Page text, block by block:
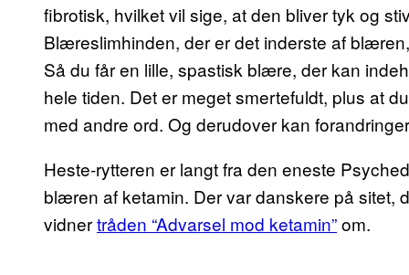
fibrotisk, hvilket vil sige, at den bliver tyk og
Blæreslimhinden, der er det inderste af
Så du får en lille, spastisk blære, der kan
hele tiden. Det er meget smertefuldt, plus at
med andre ord. Og derudover kan
Heste-rytteren er langt fra den eneste
blæren af ketamin. Der var danskere på sitet,
vidnertråden “Advarsel mod ketamin”om.